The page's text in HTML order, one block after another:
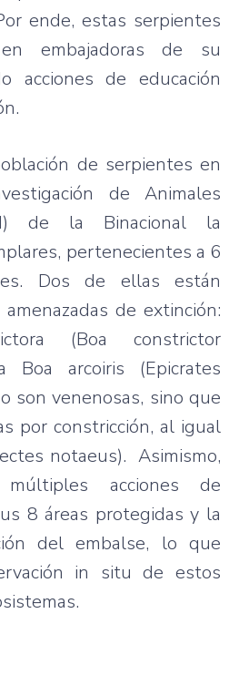
ende, estas serpientes
embajadoras de su
acciones de educación
de serpientes en
de Animales
de la Binacional la
pertenecientes a 6
Dos de ellas están
de extinción:
(Boa constrictor
Boa arcoiris (Epicrates
son venenosas, sino que
por constricción, al igual
notaeus). Asimismo,
acciones de
8 áreas protegidas y la
del embalse, lo que
in situ de estos